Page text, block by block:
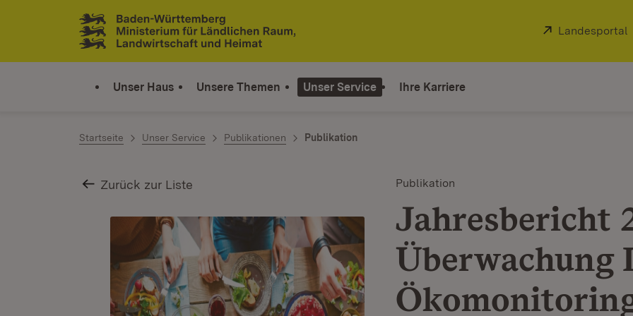
Zum Inhalt springen
Link zur Startseite
Extern:
Landesportal
Unser Haus Unsere Themen Unser Service Ihre Karriere
Startseite Unser Service Publikationen Publikation
Zurück zur Liste Publikation
Jahresbericht
Überwachung
Ökomonitoring